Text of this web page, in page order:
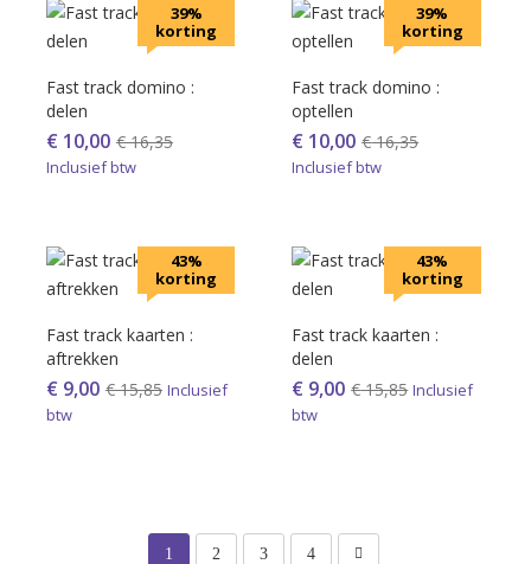
39%
korting
Fast track domino :
delen
€ 10,00 €16,35
Inclusief btw
39%
korting
Fast track domino :
optellen
€ 10,00 €16,35
Inclusief btw
43%
korting
Fast track kaarten :
aftrekken
€ 9,00 €15,85 Inclusief
btw
43%
korting
Fast track kaarten :
delen
€ 9,00 €15,85 Inclusief
btw
1 2 3 4